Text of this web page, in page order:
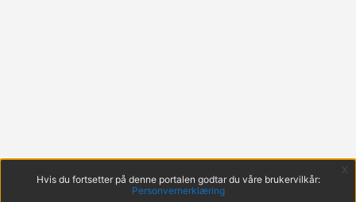
Hvis du fortsetter på denne portalen godtar du våre brukervilkår:
Personvernerklæring
x